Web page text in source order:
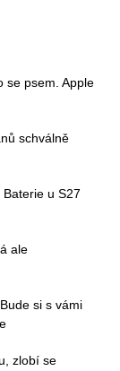
se psem. Apple
schválně
u S27
ale
si s vámi
zlobí se